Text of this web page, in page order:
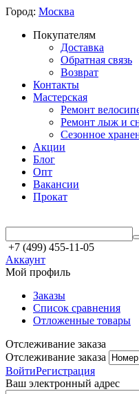
Город: Москва
Покупателям
Доставка
Обратная связь
Возврат
Контакты
Мастерская
Ремонт
Ремонт лыж и
Сезонное
Акции
Блог
Опт
Вакансии
Прокат
+7 (499) 455-11-05
Аккаунт
Мой профиль
Заказы
Список сравнения
Отложенные товары
Отслеживание заказа
Отслеживание заказа
ВойтиРегистрация
Ваш электронный адрес